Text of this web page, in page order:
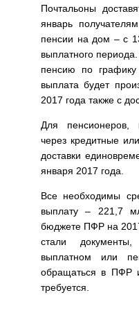
Почтальоны
январь
пенсии на дом – с
выплатного
пенсию по
выплата будет
2017 года также с
Для пенсионеров,
через кредитные
доставки
января 2017 года.
Все необходимы
выплату – 221,7
бюджете ПФР на
стали
выплатном или
обращаться в ПФР
требуется.